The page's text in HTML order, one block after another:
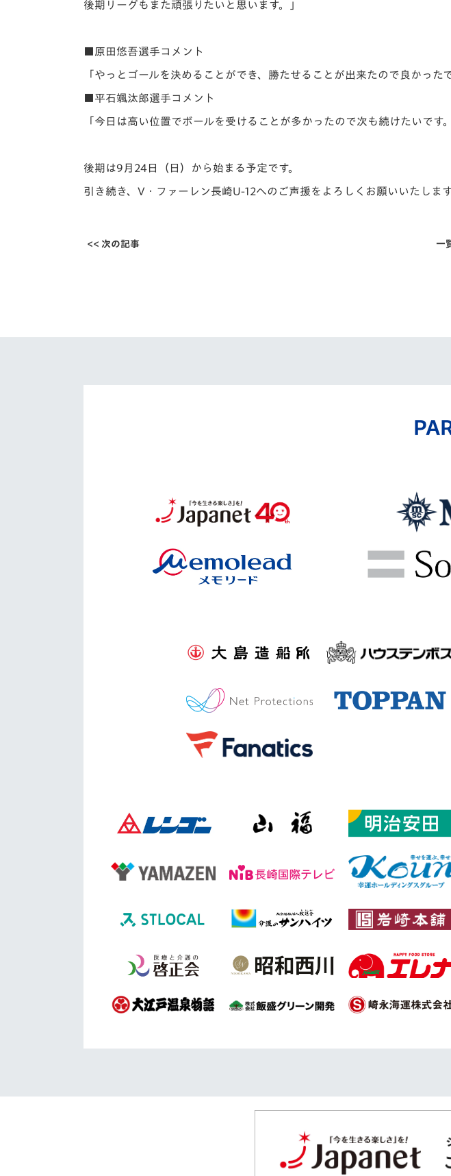
後期リーグもまた頑張りたいと思います。」
■原田悠吾選手コメント
「やっとゴールを決めることができ、勝たせることが出来たので良かった
■平石颯汰郎選手コメント
「今日は高い位置でボールを受けることが多かったので次も続けたいです
後期は9月24日（日）から始まる予定です。
引き続き、V・ファーレン長崎U-12へのご声援をよろしくお願いいたします
<< 次の記事 一